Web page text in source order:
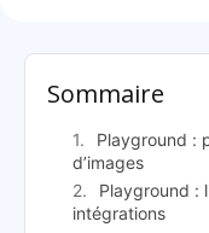
Sommaire
Playground :
d’images
Playground :
intégrations